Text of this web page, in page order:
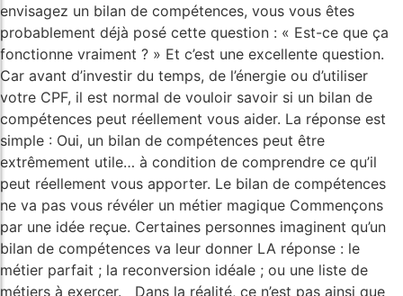
envisagez un bilan de compétences, vous vous êtes
probablement déjà posé cette question : « Est-ce que ça
fonctionne vraiment ? » Et c’est une excellente question.
Car avant d’investir du temps, de l’énergie ou d’utiliser
votre CPF, il est normal de vouloir savoir si un bilan de
compétences peut réellement vous aider. La réponse est
simple : Oui, un bilan de compétences peut être
extrêmement utile… à condition de comprendre ce qu’il
peut réellement vous apporter. Le bilan de compétences
ne va pas vous révéler un métier magique Commençons
par une idée reçue. Certaines personnes imaginent qu’un
bilan de compétences va leur donner LA réponse : le
métier parfait ; la reconversion idéale ; ou une liste de
métiers à exercer. Dans la réalité, ce n’est pas ainsi que